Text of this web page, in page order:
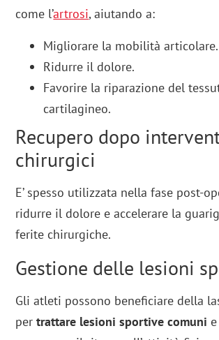
come l’artrosi, aiutando a:
Migliorare la mobilità articolare.
Ridurre il dolore.
Favorire la riparazione del
cartilagineo.
Recupero dopo
chirurgici
E’ spesso utilizzata nella fase post-
ridurre il dolore e accelerare la
ferite chirurgiche.
Gestione delle lesioni
Gli atleti possono beneficiare della
per trattare lesioni sportive comuni